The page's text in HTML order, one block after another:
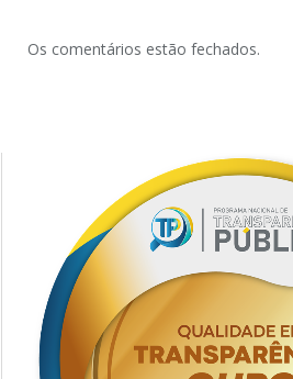
Os comentários estão fechados.